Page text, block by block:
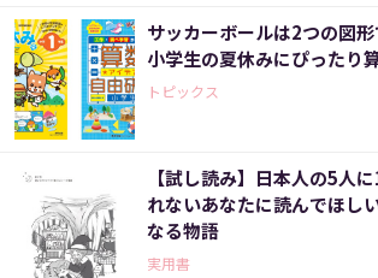
サッカーボールは2つの図
小学生の夏休みにぴったり
トピックス
【試し読み】日本人の5人
れないあなたに読んでほし
なる物語
実用書